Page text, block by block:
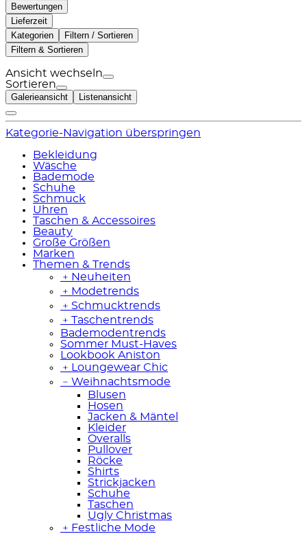
Bewertungen
Lieferzeit
Kategorien
Filtern / Sortieren
Filtern & Sortieren
Ansicht wechseln
Sortieren
Galerieansicht Listenansicht
Kategorie-Navigation überspringen
Bekleidung
Wäsche
Bademode
Schuhe
Schmuck
Uhren
Taschen & Accessoires
Beauty
Große Größen
Marken
Themen & Trends
﹢ Neuheiten
﹢ Modetrends
﹢ Schmucktrends
﹢ Taschentrends
Bademodentrends
Sommer Must-Haves
Lookbook Aniston
﹢
Loungewear Chic
﹣ Weihnachtsmode
Blusen
Hosen
Jacken & Mäntel
Kleider
Overalls
Pullover
Röcke
Shirts
Strickjacken
Schuhe
Taschen
Ugly Christmas
﹢ Festliche Mode